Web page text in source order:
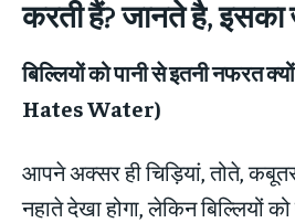
करती हैं? जानते है, इसका
बिल्लियों को पानी से इतनी नफरत
Hates Water)
आपने अक्सर ही चिड़ि‍यां, तोते,
नहाते देखा होगा, लेकिन बिल्‍ल‍ियों